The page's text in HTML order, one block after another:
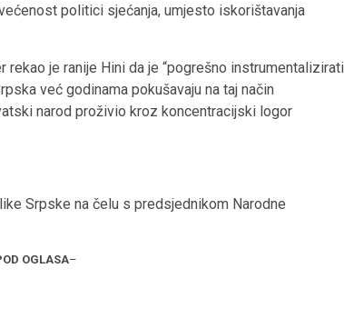
politici sjećanja, umjesto iskorištavanja
je ranije Hini da je “pogrešno instrumentalizirati
već godinama pokušavaju na taj način
narod proživio kroz koncentracijski logor
Srpske na čelu s predsjednikom Narodne
OGLASA–